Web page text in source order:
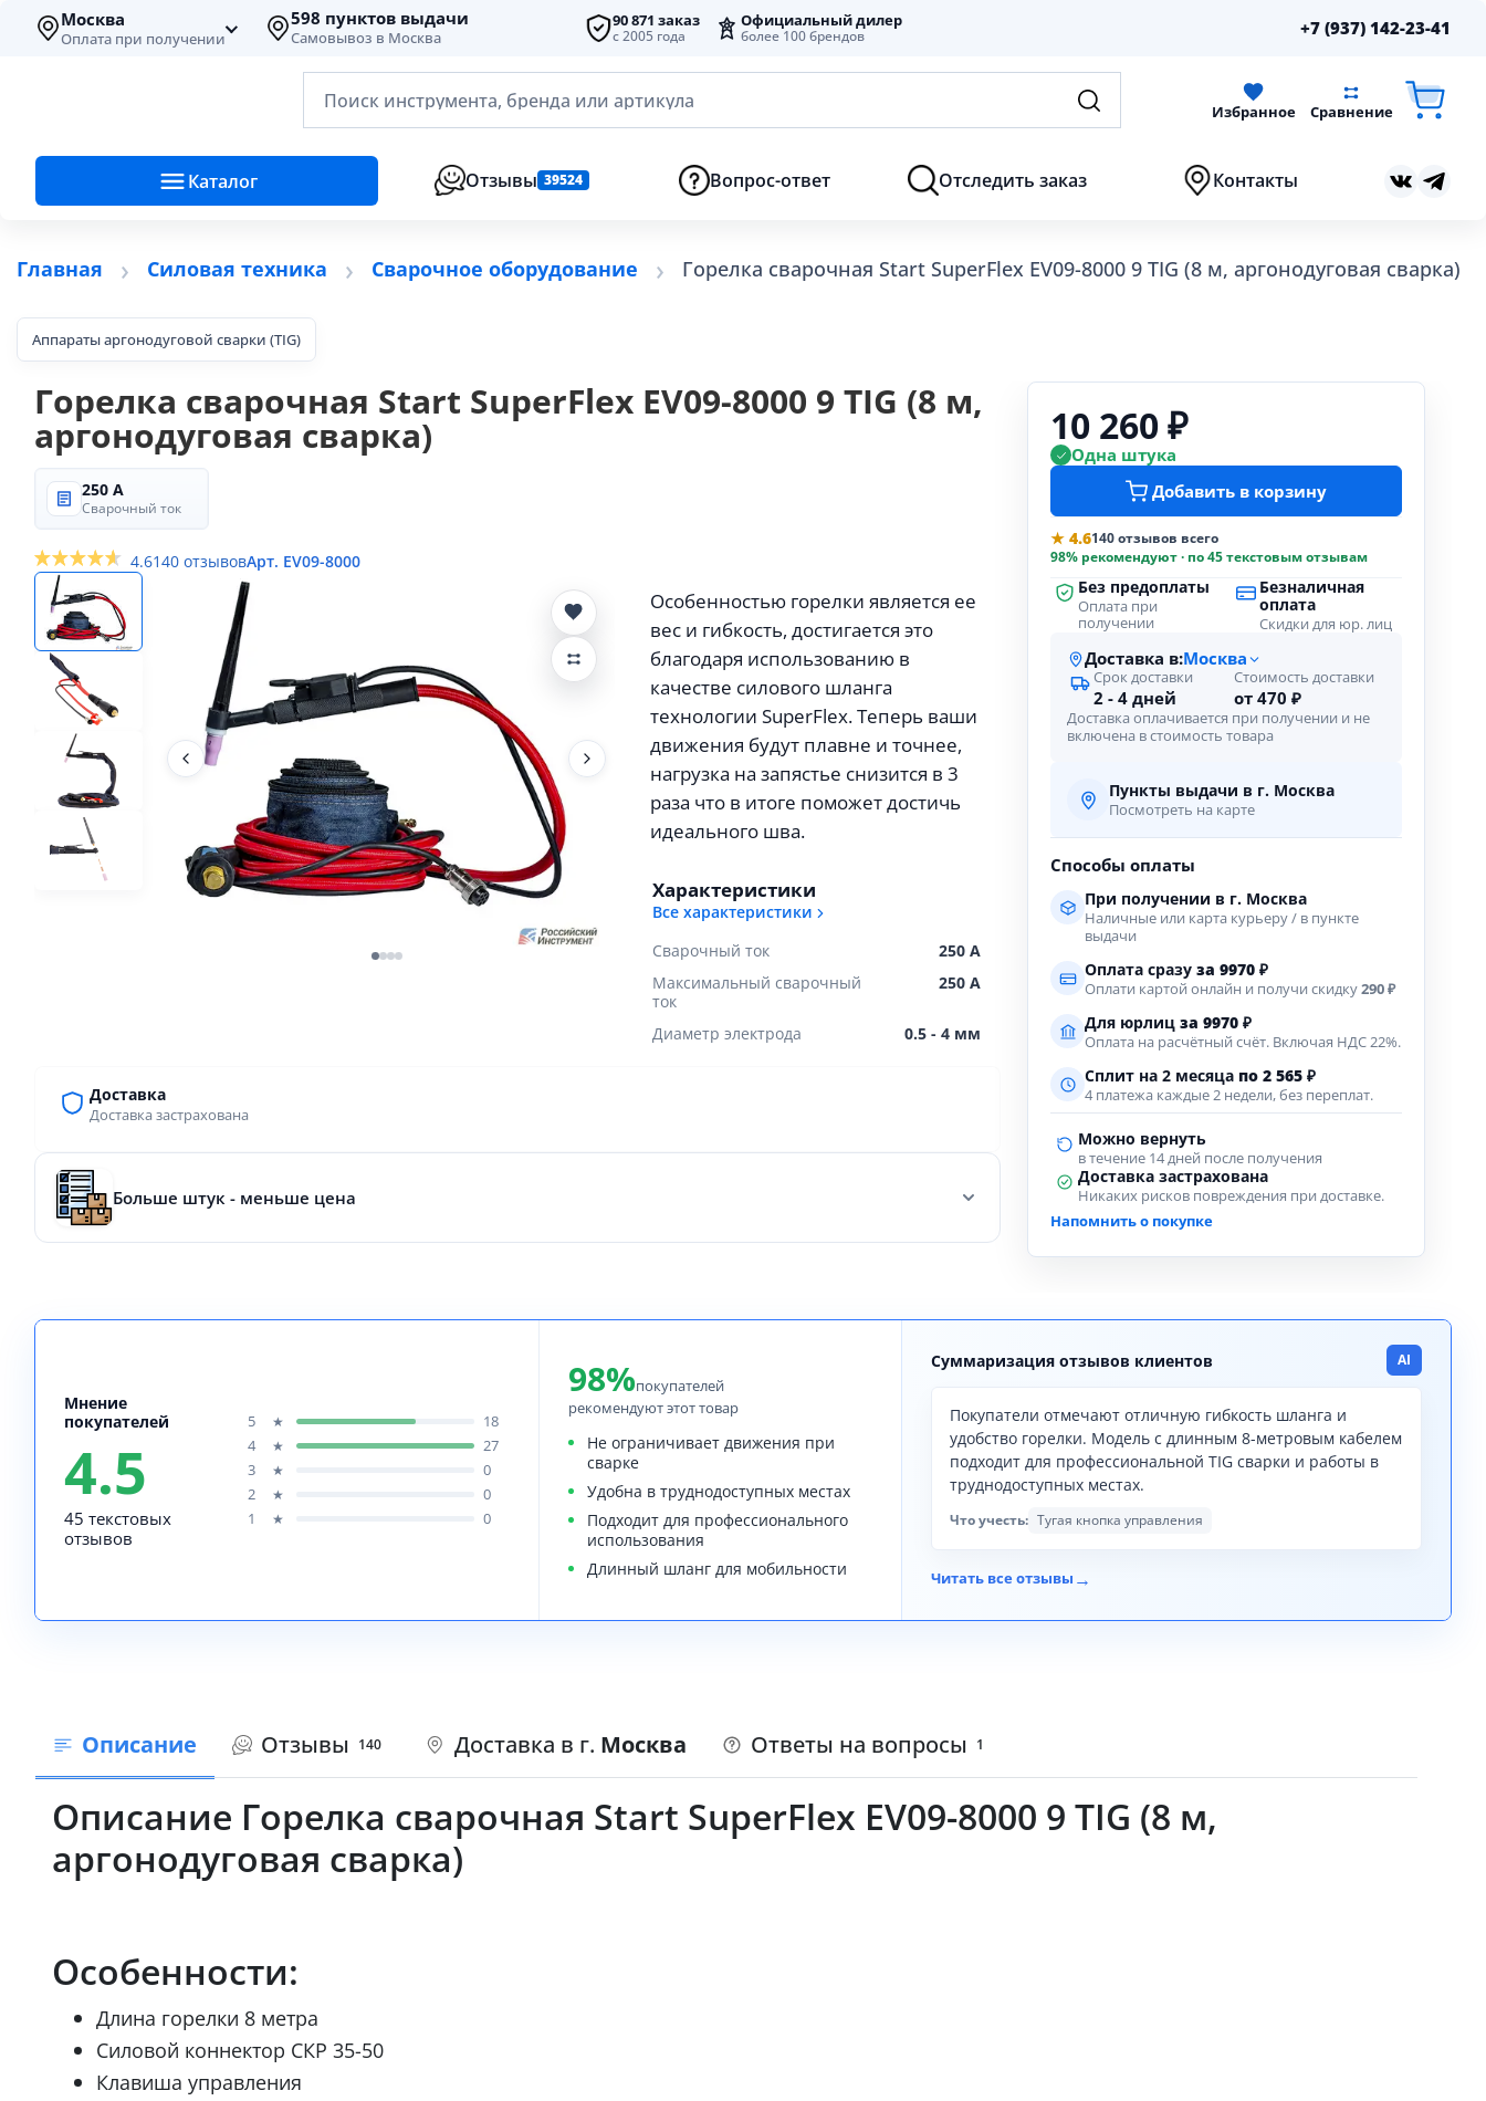
Москва
Оплата при получении
598 пунктов выдачи
Самовывоз в Москва
90 871 заказ
с 2005 года
Официальный дилер
более 100 брендов +7 (937) 142-23-41
Поиск инструмента, бренда или артикула Избранное Сравнение
Каталог Отзывы 39524 Вопрос-ответ Отследить заказ Контакты
Главная Силовая техника Сварочное оборудование Горелка сварочная Start SuperFlex EV09-8000 9 TIG (8 м, аргонодуговая сварка)
Аппараты аргонодуговой сварки (TIG)
Горелка сварочная Start SuperFlex EV09-8000 9 TIG (8 м,
аргонодуговая сварка)
250 А
Сварочный ток
4.6140 отзывовАрт. EV09-8000
Особенностью горелки является ее
вес и гибкость, достигается это
благодаря использованию в
качестве силового шланга
технологии SuperFlex. Теперь ваши
движения будут плавне и точнее,
нагрузка на запястье снизится в 3
раза что в итоге поможет достичь
идеального шва.
Характеристики
Все характеристики
Сварочный ток
250 А
Максимальный сварочный
ток
250 А
Диаметр электрода 0.5 - 4 мм
Доставка
Доставка застрахована
Больше штук - меньше цена
10 260 ₽
Одна штука
Добавить в корзину
★ 4.6140 отзывов всего
98% рекомендуют · по 45 текстовым отзывам
Без предоплаты
Оплата при
получении
Безналичная
оплата
Скидки для юр. лиц
Доставка в:Москва
Срок доставки
2 - 4 дней
Стоимость доставки
от 470 ₽
Доставка оплачивается при получении и не
включена в стоимость товара
Пункты выдачи в г. Москва
Посмотреть на карте
Способы оплаты
При получении в г. Москва
Наличные или карта курьеру / в пункте
выдачи
Оплата сразу за 9970 ₽
Оплати картой онлайн и получи скидку290 ₽
Для юрлиц за 9970 ₽
Оплата на расчётный счёт. Включая НДС 22%.
Сплит на 2 месяца по 2 565 ₽
4 платежа каждые 2 недели, без переплат.
Можно вернуть
в течение 14 дней после получения
Доставка застрахована
Никаких рисков повреждения при доставке.
Напомнить о покупке
Мнение
покупателей
4.5
45 текстовых
отзывов
5 ★
18
4
★
27
3
★
0
2
★
0
1
★ 0
98%покупателей
рекомендуют этот товар
Не ограничивает движения при
сварке
Удобна в труднодоступных местах
Подходит для профессионального
использования
Длинный шланг для мобильности
Суммаризация отзывов клиентов AI
Покупатели отмечают отличную гибкость шланга и
удобство горелки. Модель с длинным 8-метровым кабелем
подходит для профессиональной TIG сварки и работы в
труднодоступных местах.
Что учесть: Тугая кнопка управления
Читать все отзывы →
Описание Отзывы 140 Доставка в г. Москва Ответы на вопросы 1
Описание Горелка сварочная Start SuperFlex EV09-8000 9 TIG (8 м,
аргонодуговая сварка)
Особенности:
Длина горелки 8 метра
Силовой коннектор СКР 35-50
Клавиша управления